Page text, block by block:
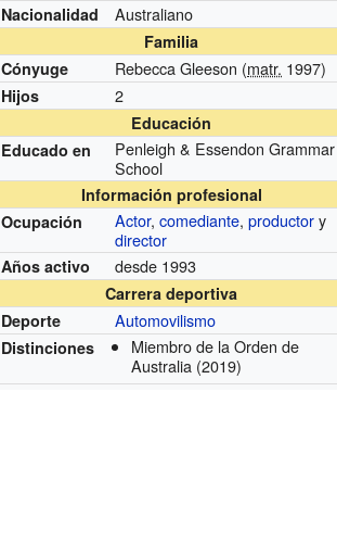
Nacionalidad Australiano
Familia
Cónyuge
Rebecca Gleeson (matr. 1997)
Hijos 2
Educación
Educado en
Penleigh & Essendon Grammar
School
Información profesional
Ocupación
Actor,comediante,productory
director
Años activo desde 1993
Carrera deportiva
Deporte
Automovilismo
Distinciones
Miembro de la Orden de
Australia (2019)